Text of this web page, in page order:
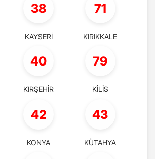
38
KAYSERİ
71
KIRIKKALE
40
KIRŞEHİR
79
KİLİS
42
KONYA
43
KÜTAHYA